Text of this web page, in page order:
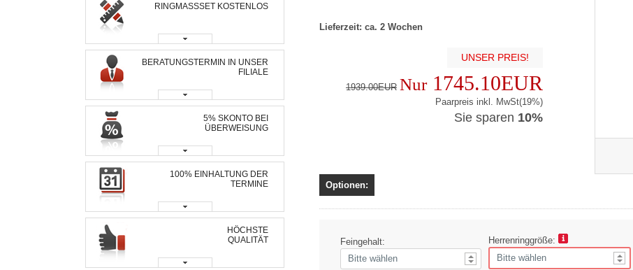
Lieferzeit: ca. 2 Wochen
UNSER PREIS!
1939.00EUR Nur1745.10EUR
Paarpreis inkl. MwSt(19%)
Sie sparen 10%
Optionen:
Feingehalt: Herrenringgröße:
RINGMASSSET KOSTENLOS
BERATUNGSTERMIN IN UNSER
FILIALE
5% SKONTO BEI
ÜBERWEISUNG
100% EINHALTUNG DER
TERMINE
HÖCHSTE
QUALITÄT